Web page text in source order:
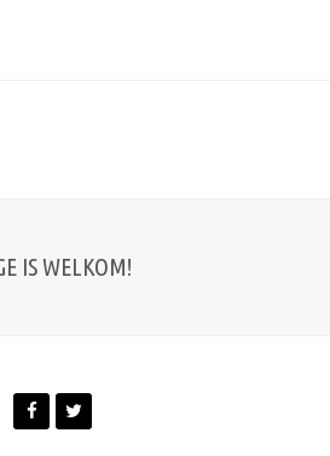
IS WELKOM!
FacebookTwitter